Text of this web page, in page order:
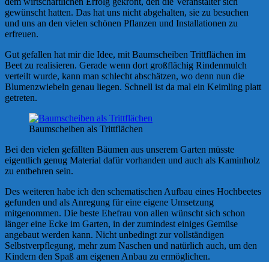
gewünscht hatten. Das hat uns nicht abgehalten, sie zu besuchen
und uns an den vielen schönen Pflanzen und Installationen zu
erfreuen.
Gut gefallen hat mir die Idee, mit Baumscheiben Trittflächen im
Beet zu realisieren. Gerade wenn dort großflächig Rindenmulch
verteilt wurde, kann man schlecht abschätzen, wo denn nun die
Blumenzwiebeln genau liegen. Schnell ist da mal ein Keimling platt
getreten.
Baumscheiben als Trittflächen
Bei den vielen gefällten Bäumen aus unserem Garten müsste
eigentlich genug Material dafür vorhanden und auch als Kaminholz
zu entbehren sein.
Des weiteren habe ich den schematischen Aufbau eines Hochbeetes
gefunden und als Anregung für eine eigene Umsetzung
mitgenommen. Die beste Ehefrau von allen wünscht sich schon
länger eine Ecke im Garten, in der zumindest einiges Gemüse
angebaut werden kann. Nicht unbedingt zur vollständigen
Selbstverpflegung, mehr zum Naschen und natürlich auch, um den
Kindern den Spaß am eigenen Anbau zu ermöglichen.